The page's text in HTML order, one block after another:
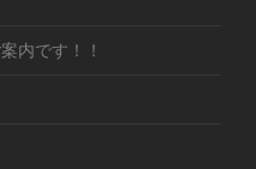
内です！！